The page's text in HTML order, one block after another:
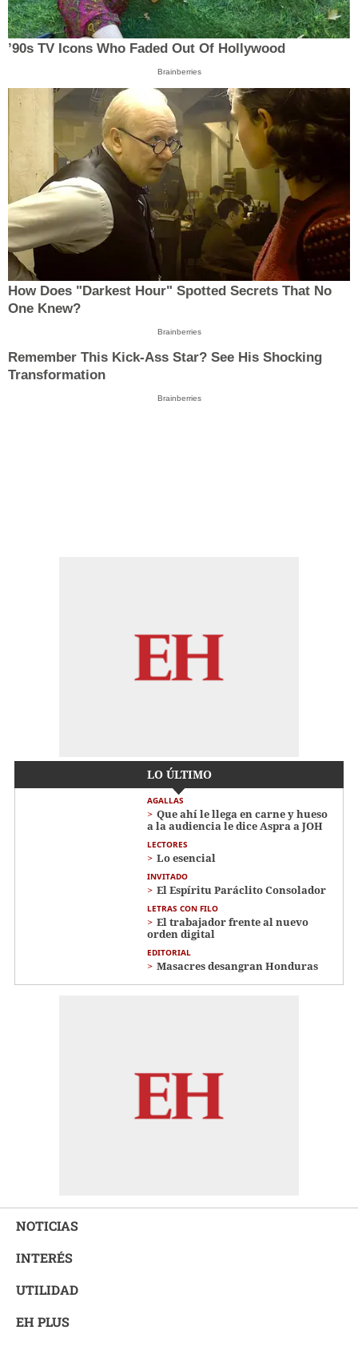
’90s TV Icons Who Faded Out Of Hollywood
Brainberries
How Does "Darkest Hour" Spotted Secrets That No
One Knew?
Brainberries
Remember This Kick-Ass Star? See His Shocking
Transformation
Brainberries
LO ÚLTIMO
AGALLAS
Que ahí le llega en carne y hueso
a la audiencia le dice Aspra a JOH
LECTORES
Lo esencial
INVITADO
El Espíritu Paráclito Consolador
LETRAS CON FILO
El trabajador frente al nuevo
orden digital
EDITORIAL
Masacres desangran Honduras
NOTICIAS
INTERÉS
UTILIDAD
EH PLUS